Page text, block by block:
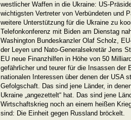
westlicher Waffen in die Ukraine: US-
wichtigsten Vertreter von Verbündeten und
weitere Unterstützung für die Ukraine zu
Telefonkonferenz mit Biden am Dienstag
Washington Bundeskanzler Olaf Scholz,
der Leyen und Nato-Generalsekretär Jens
EU neue Finanzhilfen in Höhe von 50
gefährlicher und teurer für die Insassen der
nationalen Interessen über denen der USA
Gefolgschaft. Das sind jene Länder, in
Ukraine „angezettelt“ hat. Das sind jene
Wirtschaftskrieg noch an einem heißen
sind: Die Einheit gegen Russland bröckelt.